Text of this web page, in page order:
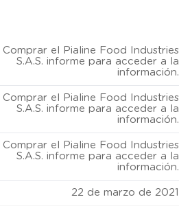
Comprar el Pialine Food Industries
S.A.S. informe para acceder a la
información.
Comprar el Pialine Food Industries
S.A.S. informe para acceder a la
información.
Comprar el Pialine Food Industries
S.A.S. informe para acceder a la
información.
22 de marzo de 2021